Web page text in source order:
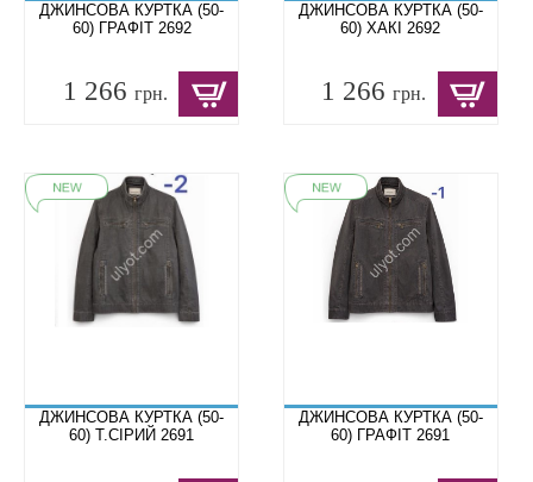
ДЖИНСОВА КУРТКА (50-
60) ГРАФІТ 2692
1 266 грн.
ДЖИНСОВА КУРТКА (50-
60) ХАКІ 2692
1 266грн.
ДЖИНСОВА КУРТКА (50-
60) Т.СІРИЙ 2691
ДЖИНСОВА КУРТКА (50-
60) ГРАФІТ 2691